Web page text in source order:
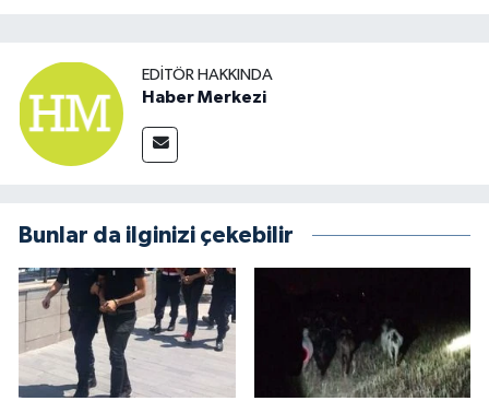
EDITÖR HAKKINDA
Haber Merkezi
Bunlar da ilginizi çekebilir